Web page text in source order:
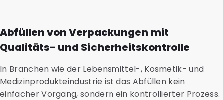
Abfüllen von Verpackungen mit
Qualitäts- und Sicherheitskontrolle
In Branchen wie der Lebensmittel-, Kosmetik- und
Medizinprodukteindustrie ist das Abfüllen kein
einfacher Vorgang, sondern ein kontrollierter Prozess.